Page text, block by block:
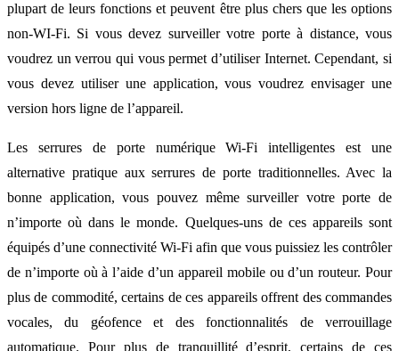
plupart de leurs fonctions et peuvent être plus chers que les options
non-WI-Fi. Si vous devez surveiller votre porte à distance, vous
voudrez un verrou qui vous permet d’utiliser Internet. Cependant, si
vous devez utiliser une application, vous voudrez envisager une
version hors ligne de l’appareil.
Les serrures de porte numérique Wi-Fi intelligentes est une
alternative pratique aux serrures de porte traditionnelles. Avec la
bonne application, vous pouvez même surveiller votre porte de
n’importe où dans le monde. Quelques-uns de ces appareils sont
équipés d’une connectivité Wi-Fi afin que vous puissiez les contrôler
de n’importe où à l’aide d’un appareil mobile ou d’un routeur. Pour
plus de commodité, certains de ces appareils offrent des commandes
vocales, du géofence et des fonctionnalités de verrouillage
automatique. Pour plus de tranquillité d’esprit, certains de ces